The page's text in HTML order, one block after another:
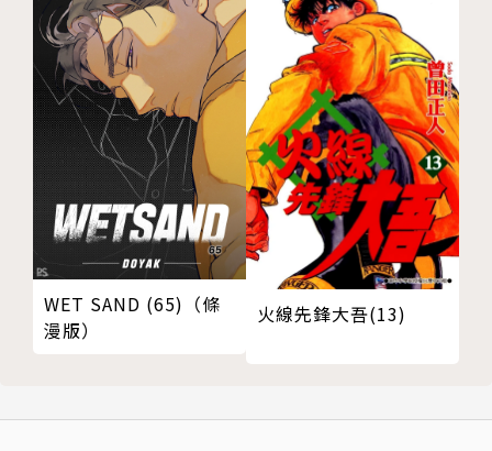
WET SAND (65)（條
漫版）
火線先鋒大吾(13)